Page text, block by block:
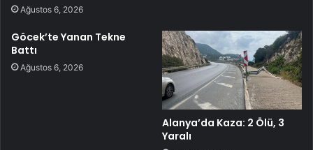
Ağustos 6, 2026
Göcek’te Yanan Tekne
Battı
Ağustos 6, 2026
Alanya’da Kaza: 2 Ölü, 3
Yaralı